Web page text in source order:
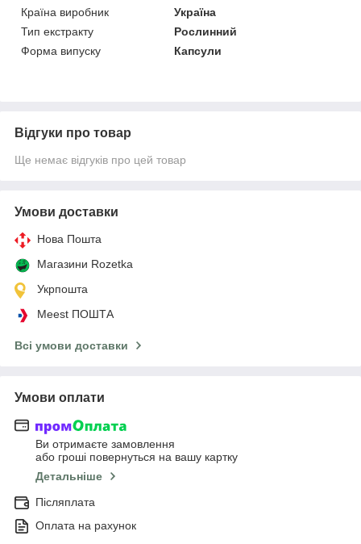
Країна виробник
Україна
Тип екстракту
Рослинний
Форма випуску
Капсули
Відгуки про товар
Ще немає відгуків про цей товар
Умови доставки
Нова Пошта
Магазини Rozetka
Укрпошта
Meest ПОШТА
Всі умови доставки
Умови оплати
Ви отримаєте замовлення
або гроші повернуться на вашу картку
Детальніше
Післяплата
Оплата на рахунок